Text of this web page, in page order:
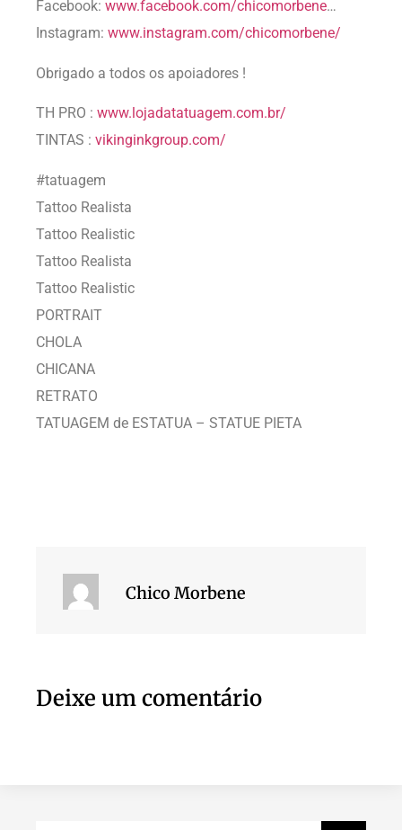
Facebook: www.facebook.com/chicomorbene…
Instagram: www.instagram.com/chicomorbene/
Obrigado a todos os apoiadores !
TH PRO : www.lojadatatuagem.com.br/
TINTAS : vikinginkgroup.com/
#tatuagem
Tattoo Realista
Tattoo Realistic
Tattoo Realista
Tattoo Realistic
PORTRAIT
CHOLA
CHICANA
RETRATO
TATUAGEM de ESTATUA – STATUE PIETA
Chico Morbene
Deixe um comentário